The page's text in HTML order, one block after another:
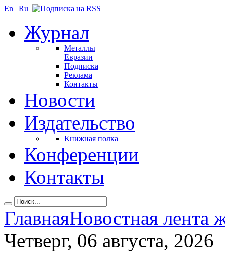
En | Ru
Журнал
Металлы
Евразии
Подписка
Реклама
Контакты
Новости
Издательство
Книжная полка
Конференции
Контакты
ГлавнаяНовостная лента
Четверг, 06 августа, 2026